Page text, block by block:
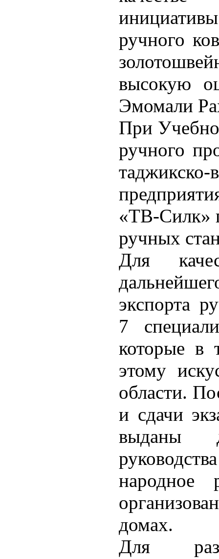
ручного
высокую
Эмомали
При
ручного
таджикско-
«ТВ-Силк»
ручных
Для
экспорта
7
которые в
этому
области.
и сдачи
выданы
народное
домах.
Для